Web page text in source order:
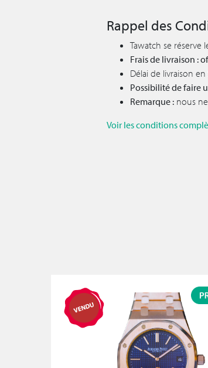
Rappel des
Tawatch se
Frais de livraison :
Délai de livraison
Possibilité de faire
Remarque : nous
Voir les conditions